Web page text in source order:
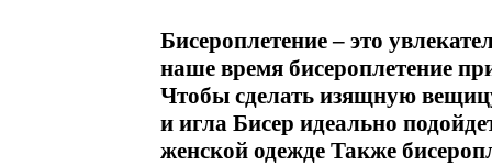
Бисероплетение – это
наше время бисероплетение
Чтобы сделать изящную
и игла Бисер идеально
женской одежде Также